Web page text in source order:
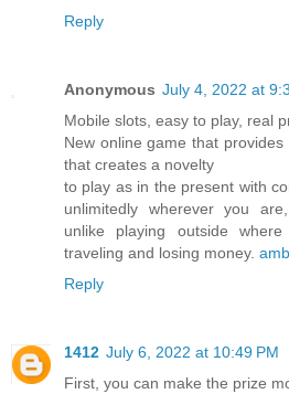
Reply
Anonymous July 4, 2022 at
Mobile slots, easy to play, real
New online game that
that creates a novelty
to play as in the present with
unlimitedly wherever you
unlike playing outside
traveling and losing money.
Reply
1412 July 6, 2022 at 10:49 PM
First, you can make the prize